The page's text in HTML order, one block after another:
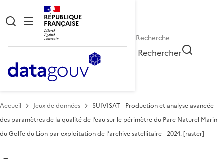
RÉPUBLIQUE
FRANÇAISE
Rechercher
Accueil Jeux de données
SUIVISAT - Production et analyse avancée
des paramètres de la qualité de l’eau sur le périmètre du Parc Naturel Marin
du Golfe du Lion par exploitation de l’archive satellitaire - 2024. [raster]